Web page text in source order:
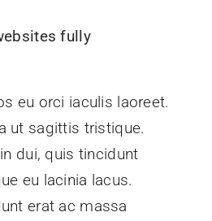
fully
eu orci iaculis laoreet.
ut sagittis tristique.
dui, quis tincidunt
eu lacinia lacus.
erat ac massa